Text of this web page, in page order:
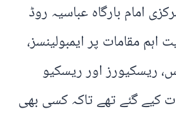
امام بارگاہ عباسیہ روڈ
اہم مقامات پر ایمبولینسز،
ریسکیورز اور ریسکیو
کیے گئے تھے تاکہ کسی بھی